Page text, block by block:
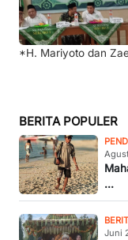
*H. Mariyoto dan
BERITA POPULER
...
Juni